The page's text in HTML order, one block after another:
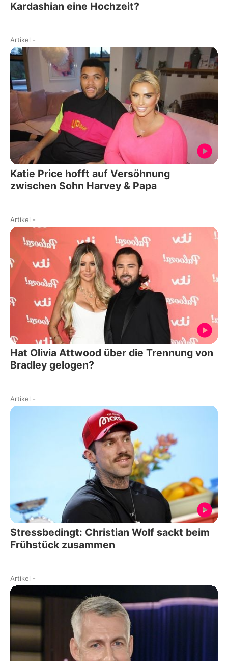
Kardashian eine Hochzeit?
Artikel -
Katie Price hofft auf Versöhnung
zwischen Sohn Harvey & Papa
Artikel -
Hat Olivia Attwood über die Trennung von
Bradley gelogen?
Artikel -
Stressbedingt: Christian Wolf sackt beim
Frühstück zusammen
Artikel -